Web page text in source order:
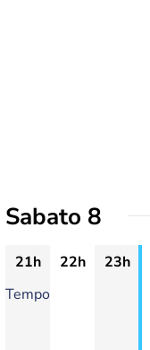
Sabato 8
21h 22h 23h
Tempo